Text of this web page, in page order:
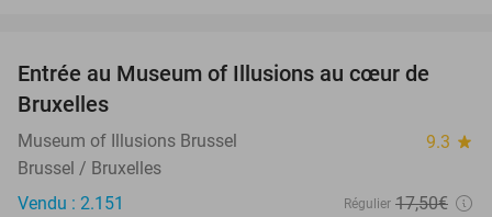
29%
Entrée au Museum of Illusions au cœur de
Bruxelles
Museum of Illusions Brussel 9.3 star
Brussel / Bruxelles
Vendu : 2.151
Régulier 17,50€